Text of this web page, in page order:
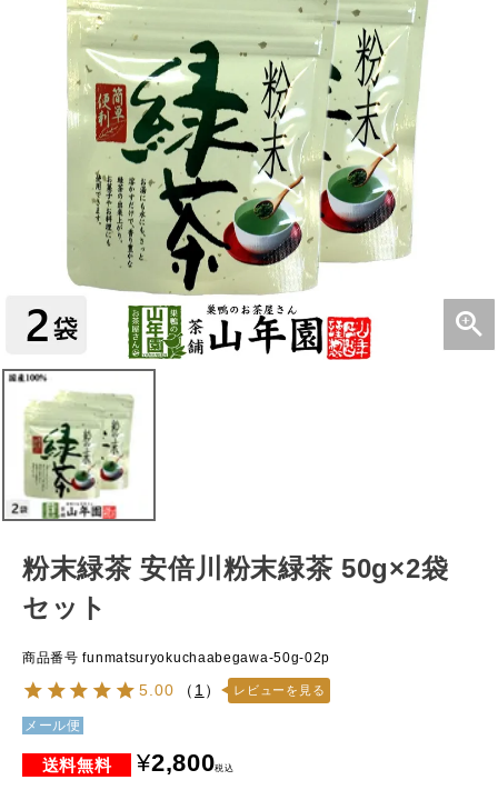
粉末緑茶 安倍川粉末緑茶 50g×2袋
セット
商品番号 funmatsuryokuchaabegawa-50g-02p
5.00 （ 1 ） レビューを見る
メール便
¥2,800税込